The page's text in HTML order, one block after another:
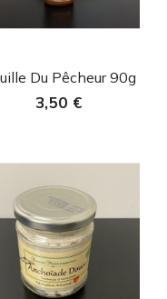
Aperçu rapide
Du Pêcheur 90g
3,50 €